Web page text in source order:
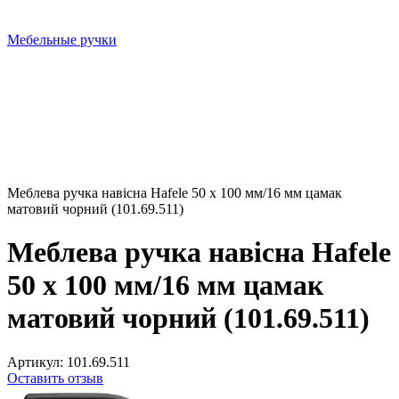
Мебельные ручки
Меблева ручка навісна Hafele 50 х 100 мм/16 мм цамак
матовий чорний (101.69.511)
Меблева ручка навісна Hafele
50 х 100 мм/16 мм цамак
матовий чорний (101.69.511)
Артикул: 101.69.511
Оставить отзыв